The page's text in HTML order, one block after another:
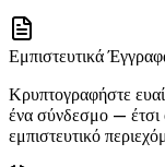
Εμπιστευτικά
Κρυπτογραφήστε
ένα σύνδεσμο — έτσι
εμπιστευτικό